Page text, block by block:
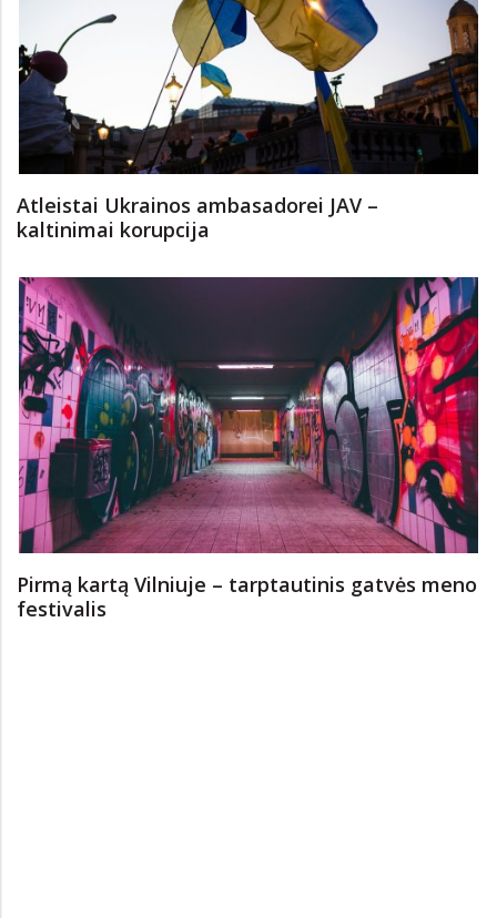
Atleistai Ukrainos ambasadorei JAV –
kaltinimai korupcija
Pirmą kartą Vilniuje – tarptautinis gatvės meno
festivalis